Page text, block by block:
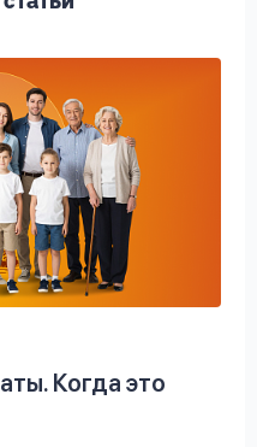
Когда это